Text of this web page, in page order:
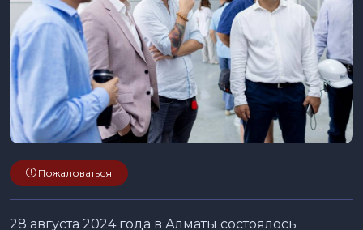
Пожаловаться
28 августа 2024 года в Алматы состоялось